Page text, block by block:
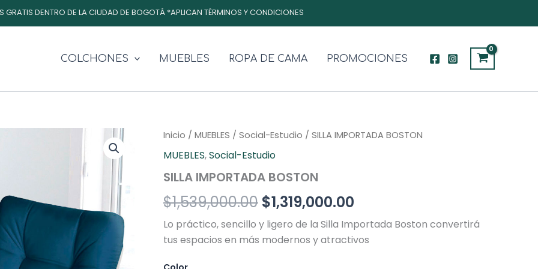
GRATIS DENTRO DE LA CIUDAD DE BOGOTÁ *APLICAN TÉRMINOS Y CONDICIONES
COLCHONES MUEBLES ROPA DE CAMA PROMOCIONES
Inicio / MUEBLES / Social-Estudio / SILLA IMPORTADA BOSTON
MUEBLES,Social-Estudio
SILLA IMPORTADA BOSTON
$1,539,000.00
El
precio
original
era:
$1,539,000.00.
$1,319,000.00
El
$1,319,000.00.
Lo práctico, sencillo y ligero de la Silla Importada Boston convertirá
tus espacios en más modernos y atractivos
SILLA
BOSTON